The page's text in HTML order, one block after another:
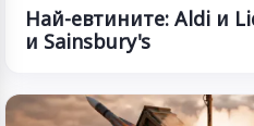
Най-евтините: Aldi и
и Sainsbury's